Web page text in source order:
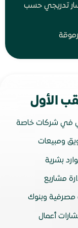
تدريجي حسب
الأول
في شركات خاصة
ومبيعات
بشرية
مشاريع
وبنوك
أعمال